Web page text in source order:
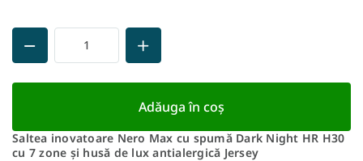
Adăuga în coş
Saltea inovatoare Nero Max cu spumă Dark Night HR H30
cu 7 zone și husă de lux antialergică Jersey